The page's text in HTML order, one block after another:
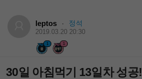
leptos · 정석
2019.03.20 20:30
1 1
30일 아침먹기 13일차 성공!